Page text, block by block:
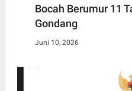
Bocah Berumur 11
Gondang
Juni 10, 2026